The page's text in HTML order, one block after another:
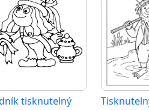
tisknutelný